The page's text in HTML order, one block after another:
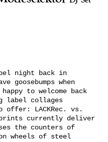
night back in
goosebumps when
to welcome back
label collages
offer: LACKRec. vs.
currently deliver
the counters of
wheels of steel